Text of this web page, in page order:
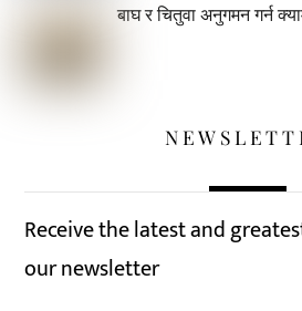
बाघ र चितुवा अनुगमन गर्न
Receive the latest and
our newsletter